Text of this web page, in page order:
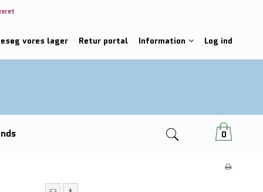
vores lager Retur portal Information Log ind
0